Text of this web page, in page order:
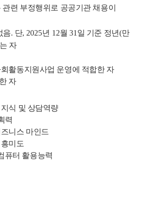
련 부정행위로 공공기관 채용이
음. 단, 2025년 12월 31 일 기준 정년(만
자
활동지원사업 운영에 적합한 자
자
식 및 상담역량
력
니스 마인드
미도
퓨터 활용능력